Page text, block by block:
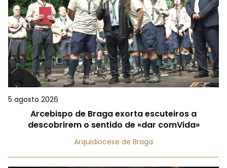
5 agosto 2026
Arcebispo de Braga exorta escuteiros a
descobrirem o sentido de «dar comVida»
Arquidiocese de Braga